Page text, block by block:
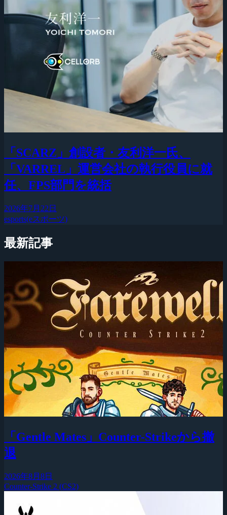
「SCARZ」創設者・友利洋一氏、
「VARREL」運営会社の執行役員に就
任、FPS部門を統括
2026年7月22日
esports(eスポーツ)
最新記事
「Gentle Mates」Counter-Strikeから撤
退
2026年8月8日
Counter-Strike 2 (CS2)